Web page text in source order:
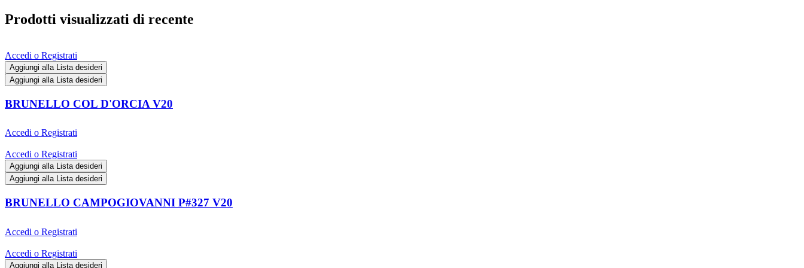
Prodotti visualizzati di recente
Accedi o Registrati
Aggiungi alla Lista desideri
Aggiungi alla Lista desideri
BRUNELLO COL D'ORCIA V20
Accedi o Registrati
Accedi o Registrati
Aggiungi alla Lista desideri
Aggiungi alla Lista desideri
BRUNELLO CAMPOGIOVANNI P#327 V20
Accedi o Registrati
Accedi o Registrati
Aggiungi alla Lista desideri